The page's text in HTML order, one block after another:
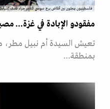
فلسطينيون يبحثون بين أنقاض برج سوسي المدمر جراء قصف إسرائيلي في غزة،
مفقودو الإبادة في غزة...
تعيش السيدة أم نبيل مطر،
بمنطقة…